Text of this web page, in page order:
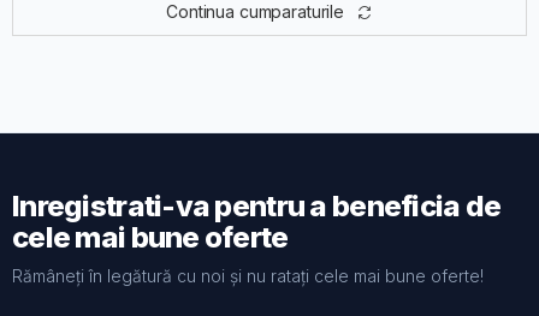
Continua cumparaturile
Inregistrati-va pentru a beneficia de
cele mai bune oferte
Rămâneți în legătură cu noi și nu ratați cele mai bune oferte!